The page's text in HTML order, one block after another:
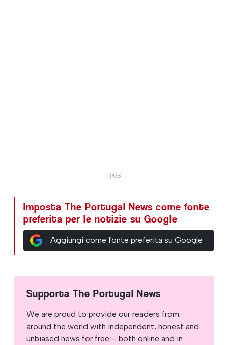
Imposta The Portugal News come fonte
preferita per le notizie su Google
Aggiungi come fonte preferita su Google
Supporta The Portugal News
We are proud to provide our readers from
around the world with independent, honest and
unbiased news for free – both online and in